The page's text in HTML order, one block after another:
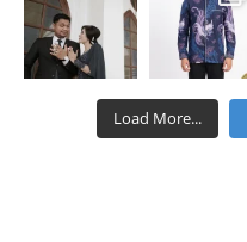
Load More...